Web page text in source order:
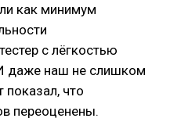
как минимум
с лёгкостью
даже наш не слишком
показал, что
переоценены.